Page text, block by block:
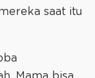
saat itu
Mama bisa